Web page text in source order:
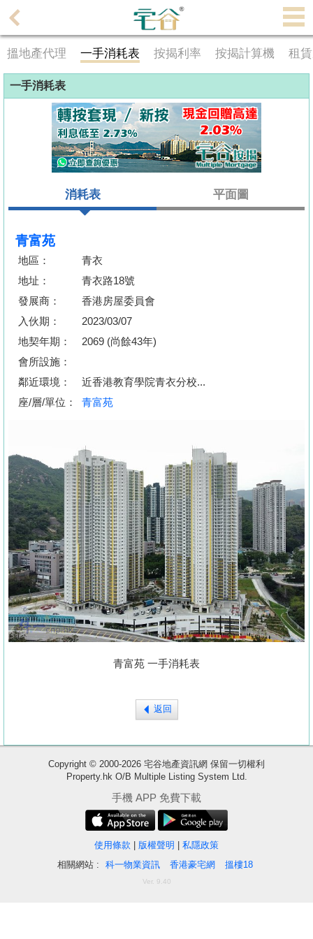
理
主
頁
主
放
盤
宅
谷
按
揭
地
產
博
地
產
新
聞
數
據
公
佈
置
於
搵地產代理 一手消耗表 按揭利率 按揭計算機 租
一手消耗表
消耗表 平面圖
青富苑
地區：
青衣
地址：
青衣路18號
發展商：
香港房屋委員會
入伙期：
2023/03/07
地契年期：
2069 (尚餘43年)
會所設施：
鄰近環境：
近香港教育學院青衣分校...
座/層/單位：
青富苑
青富苑 一手消耗表
返回
Copyright © 2000-2026 宅谷地產資訊網 保留一切權利
Property.hk O/B Multiple Listing System Ltd.
手機 APP 免費下載
使用條款 版權聲明
私隱政策
相關網站 :
科一物業資訊 香港豪宅網 搵樓18
Ver. 9.40